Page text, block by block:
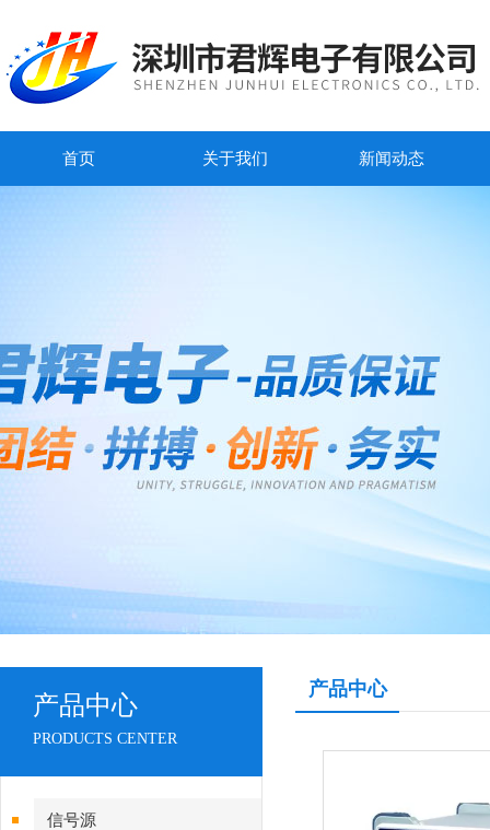
首页 关于我们 新闻动态
产品中心
PRODUCTS CENTER
信号源
产品中心